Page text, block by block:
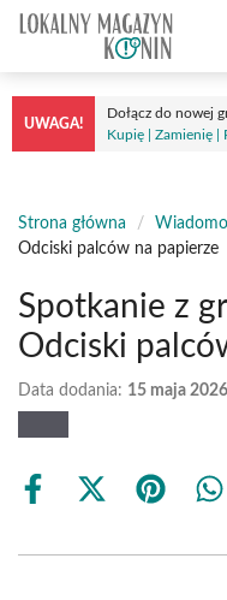
Przejdź
treści
UWAGA!
Dołącz do nowej
Kupię | Zamienię |
Strona główna /
Odciski palców na papierze
Spotkanie z
Odciski
Data dodania: 15 maja
Share
Share
(Twitter)
Share